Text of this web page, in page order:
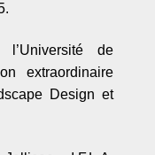
l ’Université de
extraordinaire
Design et